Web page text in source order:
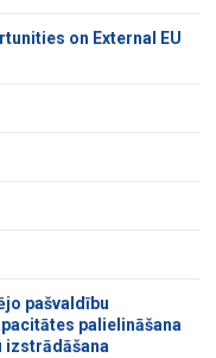
on External EU
pašvaldību
palielināšana
izstrādāšana